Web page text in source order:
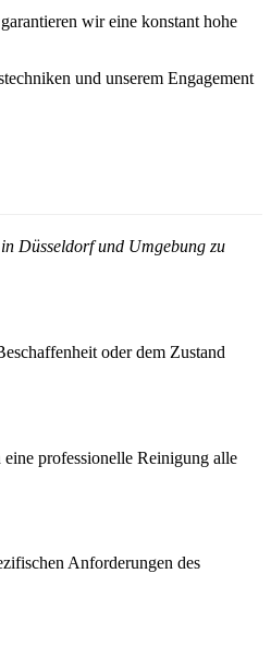
wir eine konstant hohe
und unserem Engagement
Düsseldorf und Umgebung zu
oder dem Zustand
professionelle Reinigung alle
Anforderungen des